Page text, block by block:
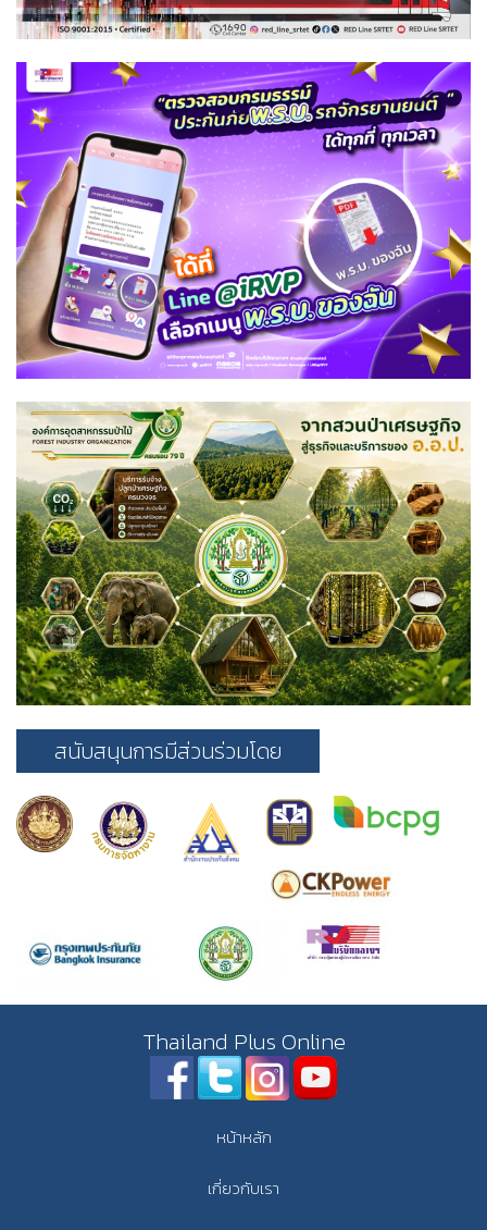
สนับสนุนการมีส่วนร่วมโดย
Thailand Plus Online
หน้าหลัก
เกี่ยวกับเรา